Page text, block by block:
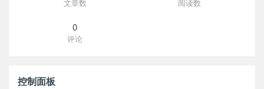
文章数 阅读数
0
评论
控制面板